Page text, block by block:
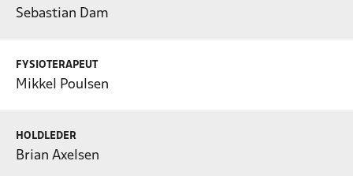
Sebastian Dam
FYSIOTERAPEUT
Mikkel Poulsen
HOLDLEDER
Brian Axelsen